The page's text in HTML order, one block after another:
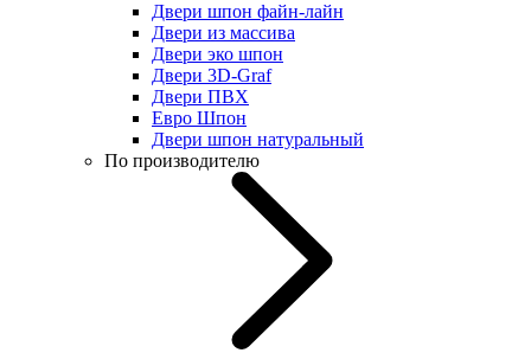
Двери шпон файн-лайн
Двери из массива
Двери эко шпон
Двери 3D-Graf
Двери ПВХ
Евро Шпон
Двери шпон натуральный
По производителю